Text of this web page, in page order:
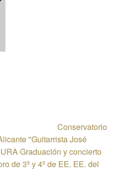
Conservatorio
"Guitarrista José
Graduación y concierto
de 3º y 4º de EE. EE. del